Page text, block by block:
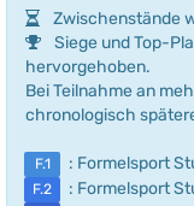
Zwischenstände
Siege und Top-
hervorgehoben.
Bei Teilnahme an
chronologisch
F.1 : Formelsport
F.2 : Formelsport